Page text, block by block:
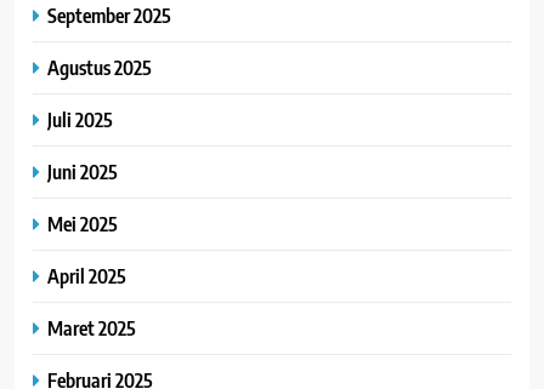
September 2025
Agustus 2025
Juli 2025
Juni 2025
Mei 2025
April 2025
Maret 2025
Februari 2025